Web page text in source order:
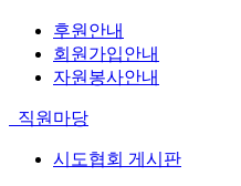
후원안내
회원가입안내
자원봉사안내
직원마당
시도협회 게시판